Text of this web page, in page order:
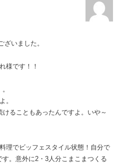
ざいました。
様です！！
。
ることもあったんですよ。いや～
理でビッフェスタイル状態！自分で
。意外に2・3人分こまこまつくる